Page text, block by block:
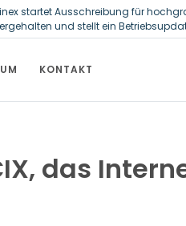
startet Ausschreibung für
und stellt ein
Adipositasrate zeigt
KONTAKT
das